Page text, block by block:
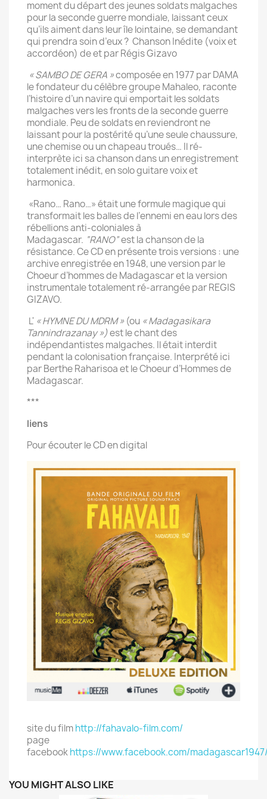
moment du départ des jeunes soldats malgaches
pour la seconde guerre mondiale, laissant ceux
qu’ils aiment dans leur île lointaine, se demandant
qui prendra soin d’eux ? Chanson Inédite (voix et
accordéon) de et par Régis Gizavo
« SAMBO DE GERA »composée en 1977 par DAMA
le fondateur du célèbre groupe Mahaleo, raconte
l’histoire d’un navire qui emportait les soldats
malgaches vers les fronts de la seconde guerre
mondiale. Peu de soldats en reviendront ne
laissant pour la postérité qu’une seule chaussure,
une chemise ou un chapeau troués… Il ré-
interprète ici sa chanson dans un enregistrement
totalement inédit, en solo guitare voix et
harmonica.
«Rano… Rano…» était une formule magique qui
transformait les balles de l’ennemi en eau lors des
rébellions anti-coloniales à
Madagascar. “RANO”est la chanson de la
résistance. Ce CD en présente trois versions : une
archive enregistrée en 1948, une version par le
Choeur d’hommes de Madagascar et la version
instrumentale totalement ré-arrangée par REGIS
GIZAVO.
L' « HYMNE DU MDRM » (ou « Madagasikara
Tannindrazanay »)est le chant des
indépendantistes malgaches. Il était interdit
pendant la colonisation française. Interprété ici
par Berthe Raharisoa et le Choeur d’Hommes de
Madagascar.
***
liens
Pour écouter le CD en digital
site du filmhttp://fahavalo-film.com/
page
facebookhttps://www.facebook.com/
YOU MIGHT ALSO LIKE